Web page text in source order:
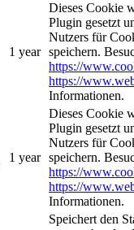
1 year
Dieses Cookie
Plugin gesetzt
Nutzers für
speichern.
https://
https://
Informationen.
1 year
Dieses Cookie
Plugin gesetzt
Nutzers für
speichern.
https://
https://
Informationen.
Speichert den